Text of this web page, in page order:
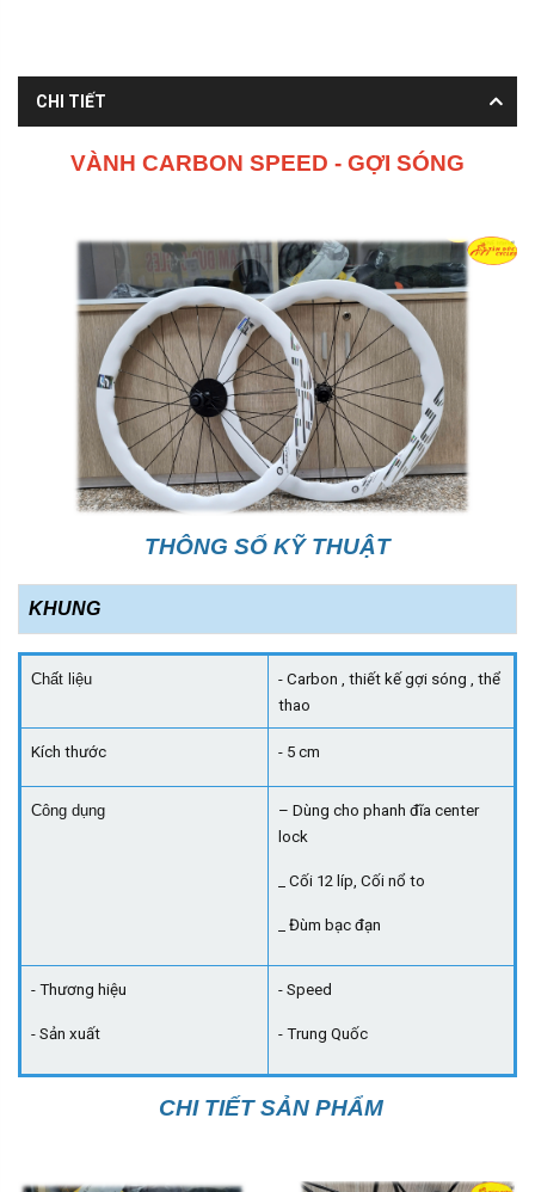
CHI TIẾT
VÀNH CARBON SPEED - GỢI SÓNG
THÔNG SỐ KỸ THUẬT
KHUNG
Chất liệu
- Carbon , thiết kế gợi sóng , thể
thao
Kích thước - 5 cm
Công dụng
– Dùng cho phanh đĩa center
lock
_ Cối 12 líp, Cối nổ to
_ Đùm bạc đạn
- Thương hiệu
- Sản xuất
- Speed
- Trung Quốc
CHI TIẾT SẢN PHẨM